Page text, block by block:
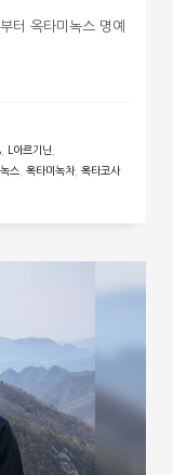
터 옥타미녹스 명예
L아르기닌
스 옥타미녹차, 옥타코사